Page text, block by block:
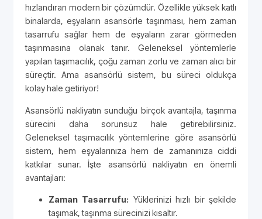
hızlandıran modern bir çözümdür. Özellikle yüksek katlı
binalarda, eşyaların asansörle taşınması, hem zaman
tasarrufu sağlar hem de eşyaların zarar görmeden
taşınmasına olanak tanır. Geleneksel yöntemlerle
yapılan taşımacılık, çoğu zaman zorlu ve zaman alıcı bir
süreçtir. Ama asansörlü sistem, bu süreci oldukça
kolay hale getiriyor!
Asansörlü nakliyatın sunduğu birçok avantajla, taşınma
sürecini daha sorunsuz hale getirebilirsiniz.
Geleneksel taşımacılık yöntemlerine göre asansörlü
sistem, hem eşyalarınıza hem de zamanınıza ciddi
katkılar sunar. İşte asansörlü nakliyatın en önemli
avantajları:
Zaman Tasarrufu: Yüklerinizi hızlı bir şekilde
taşımak, taşınma sürecinizi kısaltır.